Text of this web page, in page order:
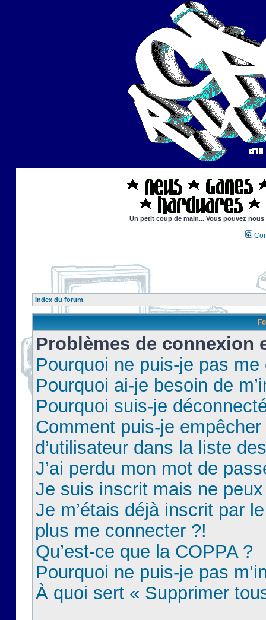
Un petit coup de main... Vous pouvez
Index du forum
Problèmes de connexion
Pourquoi ne puis-je pas
Pourquoi ai-je besoin de
Pourquoi suis-je
Comment puis-je
d’utilisateur dans la liste
J’ai perdu mon mot de
Je suis inscrit mais ne
Je m’étais déjà inscrit par
plus me connecter ?!
Qu’est-ce que la COPPA ?
Pourquoi ne puis-je pas
À quoi sert « Supprimer